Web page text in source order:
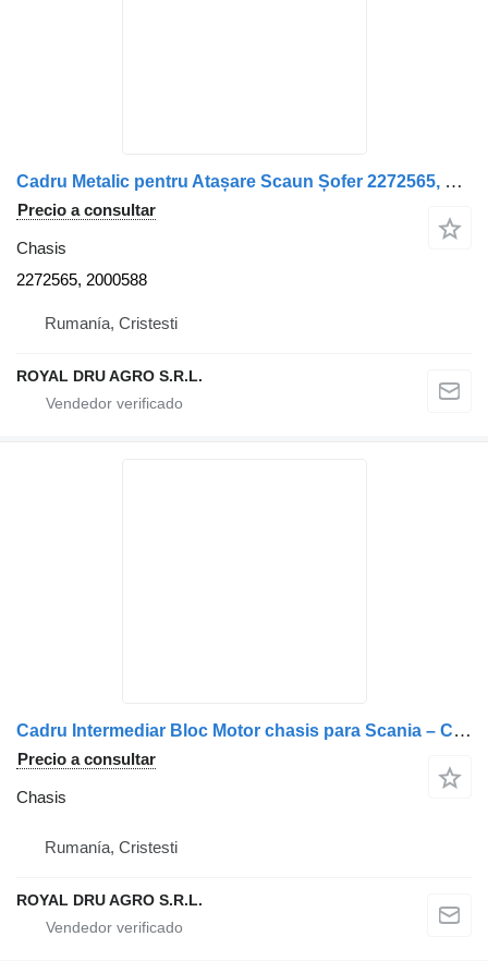
Cadru Metalic pentru Atașare Scaun Șofer 2272565, 2000588 chasis para Scania 2272565/2000588 camión
Precio a consultar
Chasis
2272565, 2000588
Rumanía, Cristesti
ROYAL DRU AGRO S.R.L.
Cadru Intermediar Bloc Motor chasis para Scania – Coduri: 1762258, 1942851, 2274177, 2125388, 2054002, 2027636 camión
Precio a consultar
Chasis
Rumanía, Cristesti
ROYAL DRU AGRO S.R.L.